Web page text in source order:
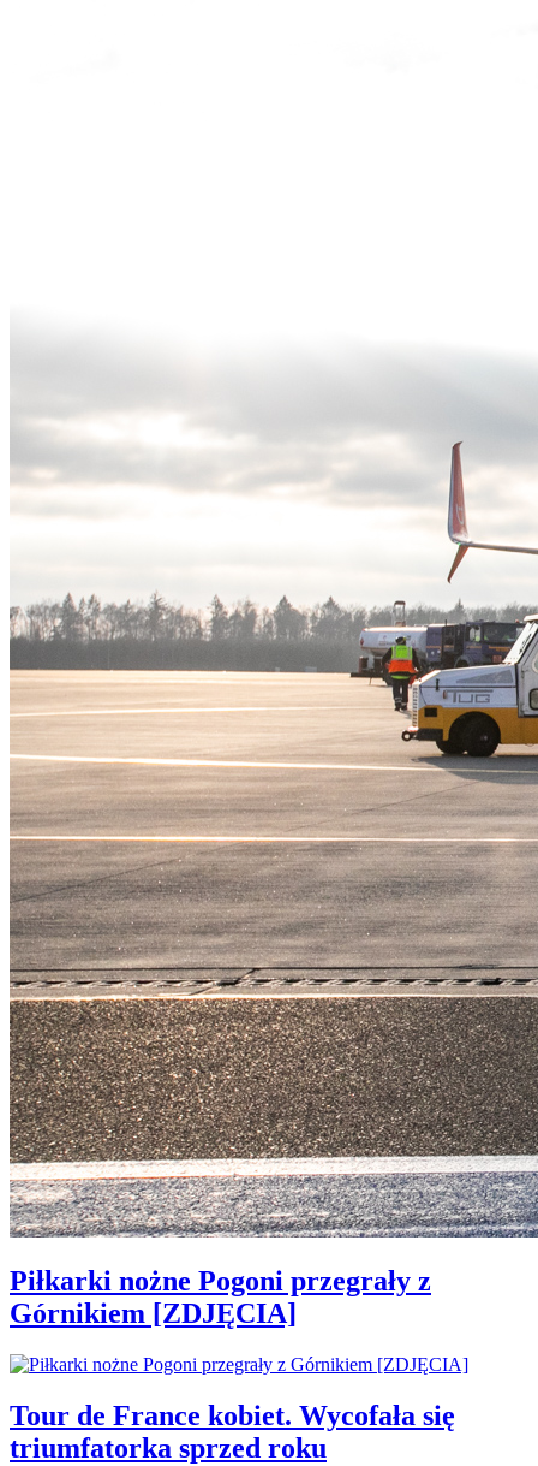
Piłkarki nożne Pogoni przegrały z
Górnikiem [ZDJĘCIA]
Tour de France kobiet. Wycofała się
triumfatorka sprzed roku